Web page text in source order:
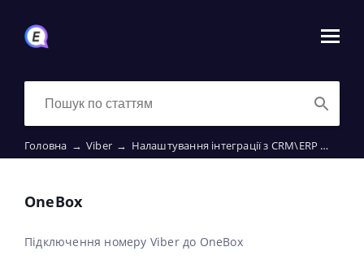
Головна → Viber → Налаштування інтеграції з CRM\ERP →
OneBox
Підключення номеру Viber до OneBox